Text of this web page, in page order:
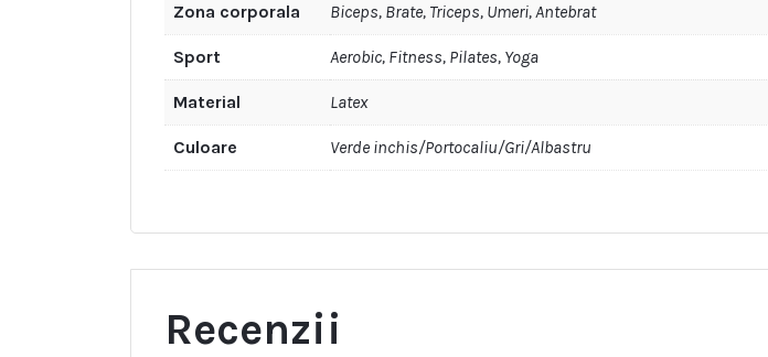
Zona corporala Biceps, Brate, Triceps, Umeri, Antebrat
Sport Aerobic, Fitness, Pilates, Yoga
Material Latex
Culoare Verde inchis/Portocaliu/Gri/Albastru
Recenzii